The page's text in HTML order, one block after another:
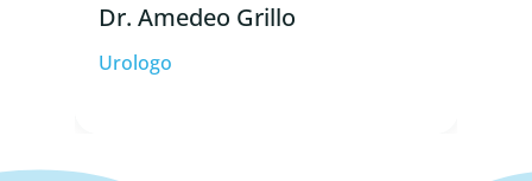
Dr. Amedeo Grillo ⁠
Urologo